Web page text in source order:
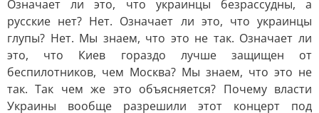
Означает ли это, что украинцы безрассудны, а
русские нет? Нет. Означает ли это, что украинцы
глупы? Нет. Мы знаем, что это не так. Означает ли
это, что Киев гораздо лучше защищен от
беспилотников, чем Москва? Мы знаем, что это не
так. Так чем же это объясняется? Почему власти
Украины вообще разрешили этот концерт под